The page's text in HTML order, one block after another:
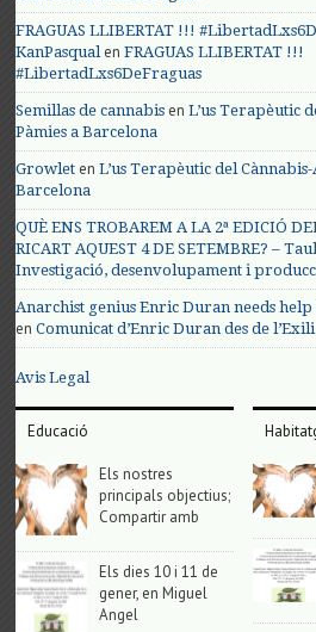
FRAGUAS LLIBERTAT !!!
KanPasqualenFRAGUAS LLIBERTAT !!!
#LibertadLxs6DeFraguas
Semillas de cannabis enL’us Terapèutic
Pàmies a Barcelona
Growlet enL’us Terapèutic del
Barcelona
QUÈ ENS TROBAREM A LA 2ª EDICIÓ
RICART AQUEST 4 DE SETEMBRE? –
Investigació, desenvolupament i
Anarchist genius Enric Duran needs
enComunicat d’Enric Duran des de l’Exili
Avis Legal
Educació
Els nostres
principals objectius;
Compartir amb
Els dies 10 i 11 de
gener, en Miguel
Angel